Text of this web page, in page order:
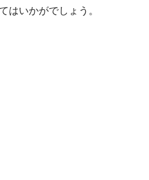
はいかがでしょう。